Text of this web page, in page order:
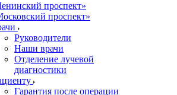
проспект»
проспект»
Руководители
Наши врачи
Отделение лучевой
диагностики
Гарантия после операции